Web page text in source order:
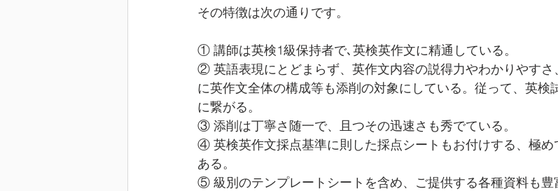
その特徴は次の通りです。
① 講師は英検1級保持者で､英検英作文に精通している。
② 英語表現にとどまらず、英作文内容の説得力やわかりやすさ
に英作文全体の構成等も添削の対象にしている。従って、英検
に繋がる。
③ 添削は丁寧さ随一で、且つその迅速さも秀でている。
④ 英検英作文採点基準に則した採点シートもお付けする、極
ある。
⑤ 級別のテンプレートシートを含め、ご提供する各種資料も豊